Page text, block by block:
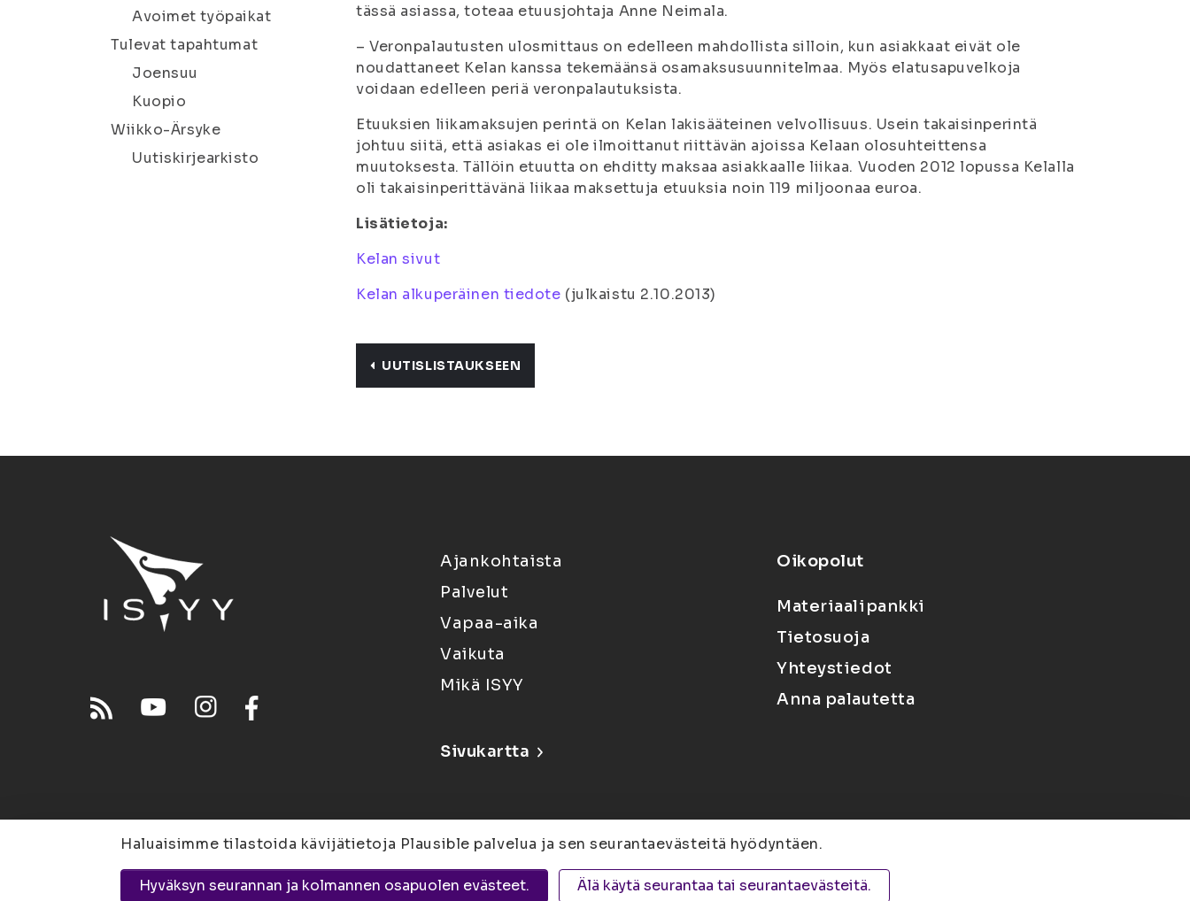
Avoimet työpaikat
Tulevat tapahtumat
Joensuu
Kuopio
Wiikko-Ärsyke
Uutiskirjearkisto
tässä asiassa, toteaa etuusjohtaja Anne Neimala.
– Veronpalautusten ulosmittaus on edelleen mahdollista silloin, kun asiakkaat eivät ole
noudattaneet Kelan kanssa tekemäänsä osamaksusuunnitelmaa. Myös elatusapuvelkoja
voidaan edelleen periä veronpalautuksista.
Etuuksien liikamaksujen perintä on Kelan lakisääteinen velvollisuus. Usein takaisinperintä
johtuu siitä, että asiakas ei ole ilmoittanut riittävän ajoissa Kelaan olosuhteittensa
muutoksesta. Tällöin etuutta on ehditty maksaa asiakkaalle liikaa. Vuoden 2012 lopussa Kelalla
oli takaisinperittävänä liikaa maksettuja etuuksia noin 119 miljoonaa euroa.
Lisätietoja:
Kelan sivut
Kelan alkuperäinen tiedote (julkaistu 2.10.2013)
UUTISLISTAUKSEEN
Ajankohtaista
Palvelut
Vapaa-aika
Vaikuta
Mikä ISYY
Sivukartta
Oikopolut
Materiaalipankki
Tietosuoja
Yhteystiedot
Anna palautetta
Joensuu Suvantokatu 6, 80100 Joensuu | KuopioYliopistonranta 15, PL 1627, 70211 Kuopio
Haluaisimme tilastoida kävijätietoja Plausible palvelua ja sen seurantaevästeitä hyödyntäen.
Hyväksyn seurannan ja kolmannen osapuolen evästeet. Älä käytä seurantaa tai seurantaevästeitä.